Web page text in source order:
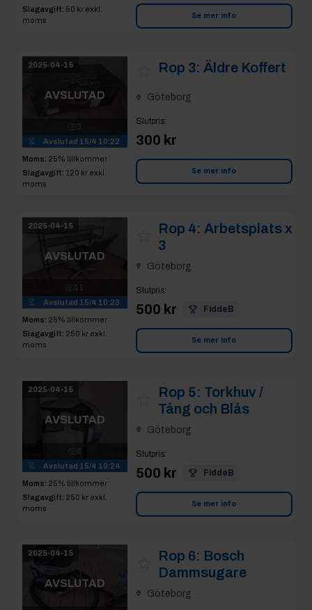
Slagavgift: 50 kr exkl.
moms
Se mer info
2025-04-15
AVSLUTAD
Avslutad 15/4 10:22
Moms: 25% tillkommer
Slagavgift: 120 kr exkl.
moms
Rop 3: Äldre Koffert
Göteborg
Slutpris:
300 kr
Se mer info
2025-04-15
AVSLUTAD
11
Avslutad 15/4 10:23
Moms: 25% tillkommer
Slagavgift: 250 kr exkl.
moms
Rop 4: Arbetsplats x
3
Göteborg
Slutpris:
500 kr FiddeB
Se mer info
2025-04-15
AVSLUTAD
Avslutad 15/4 10:24
Moms: 25% tillkommer
Slagavgift: 250 kr exkl.
moms
Rop 5: Torkhuv /
Tång och Blås
Göteborg
Slutpris:
500 kr FiddeB
Se mer info
2025-04-15
AVSLUTAD
Rop 6: Bosch
Dammsugare
Göteborg